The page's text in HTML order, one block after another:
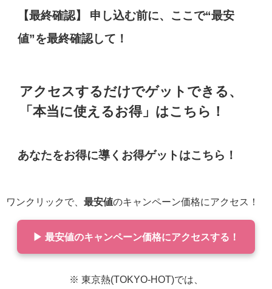
【最終確認】 申し込む前に、ここで“最安
値”を最終確認して！
アクセスするだけでゲットできる、
「本当に使えるお得」はこちら！
あなたをお得に導くお得ゲットはこちら！
ワンクリックで、 最安値のキャンペーン価格にアクセス！
▶ 最安値のキャンペーン価格にアクセスする！
※ 東京熱(TOKYO-HOT)では、